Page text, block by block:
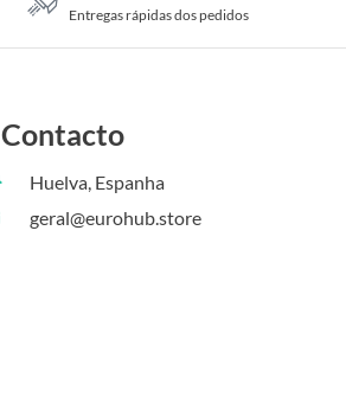
Entregas rápidas dos pedidos
Contacto
Huelva, Espanha
geral@eurohub.store